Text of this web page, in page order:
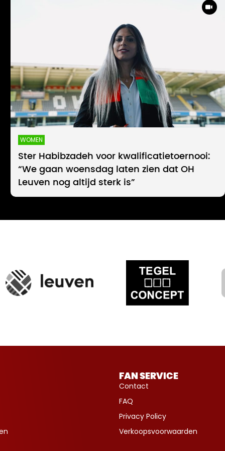
WOMEN
Ster Habibzadeh voor kwalificatietoernooi:
“We gaan woensdag laten zien dat OH
Leuven nog altijd sterk is”
FAN SERVICE
Contact
FAQ
Privacy Policy
Verkoopsvoorwaarden